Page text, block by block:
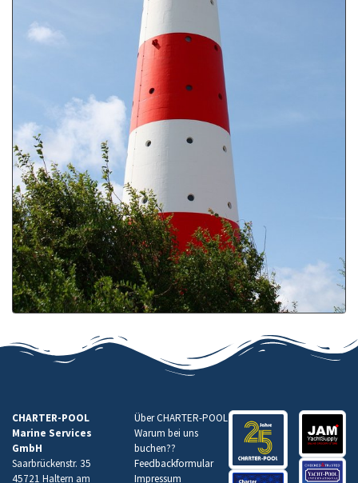
CHARTER-POOL
Marine Services
GmbH
Saarbrückenstr. 35
45721 Haltern am
Über CHARTER-POOL
Warum bei uns
buchen??
Feedbackformular
Impressum